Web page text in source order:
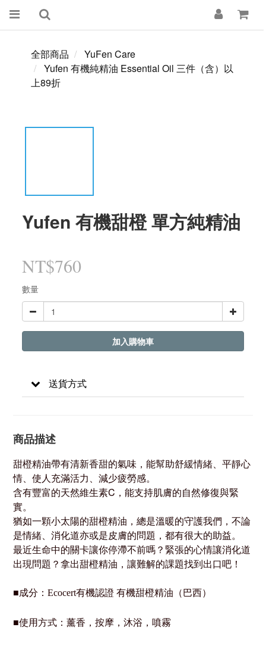
全部商品
YuFen Care
Yufen 有機純精油 Essential Oil 三件（含）以
上89折
Yufen 有機甜橙 單方純精油
NT$760
數量
加入購物車
送貨方式
商品描述
甜橙精油帶有清新香甜的氣味，能幫助舒緩情緒、平靜心
情、使人充滿活力、減少疲勞感。
含有豐富的天然維生素C，能支持肌膚的自然修復與緊
實。
猶如一顆小太陽的甜橙精油，總是溫暖的守護我們，不論
是情緒、消化道亦或是皮膚的問題，都有很大的助益。
最近生命中的關卡讓你停滯不前嗎？緊張的心情讓消化道
出現問題？拿出甜橙精油，讓難解的課題找到出口吧！
■成分：Ecocert有機認證 有機甜橙精油（巴西）
■使用方式：薰香，按摩，沐浴，噴霧